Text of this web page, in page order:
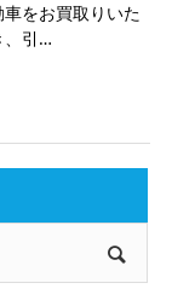
をお買取りいた
、引…